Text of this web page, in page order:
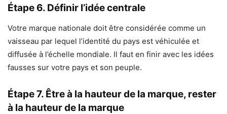
Étape 6. Définir l’idée centrale
Votre marque nationale doit être considérée comme un
vaisseau par lequel l’identité du pays est véhiculée et
diffusée à l’échelle mondiale. Il faut en finir avec les idées
fausses sur votre pays et son peuple.
Étape 7. Être à la hauteur de la marque, rester
à la hauteur de la marque